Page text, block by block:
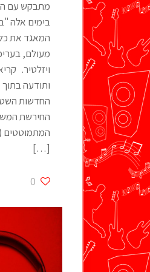
מתבקש עם
בימים אלה
המאגד את
מעולם,
ויזלטיר.
ותודעה
החירשת
המתמוטטים (עמוד 64),
[…]
0